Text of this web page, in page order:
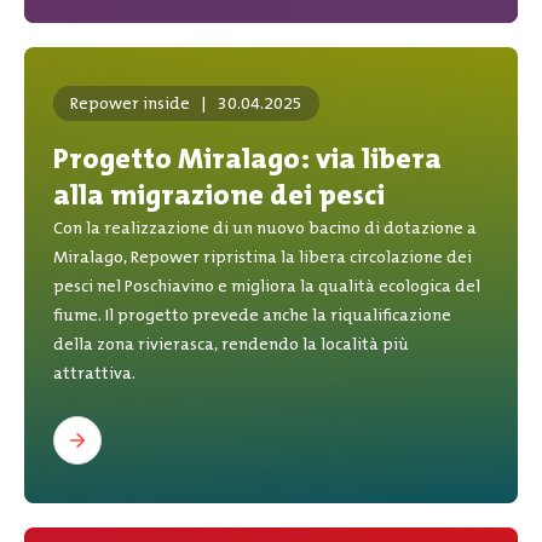
Repower inside | 30.04.2025
Progetto Miralago: via libera
alla migrazione dei pesci
Con la realizzazione di un nuovo bacino di dotazione a
Miralago, Repower ripristina la libera circolazione dei
pesci nel Poschiavino e migliora la qualità ecologica del
fiume. Il progetto prevede anche la riqualificazione
della zona rivierasca, rendendo la località più
attrattiva.